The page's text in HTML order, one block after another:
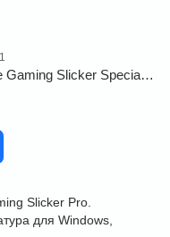
Механічна ігрова клавіатура Proove Gaming Slicker Special Edition Black. Професійна бездротова геймерська клавіатура з шумоізоляцією та RGB підсвіткою для Windows, MacOS та Linux